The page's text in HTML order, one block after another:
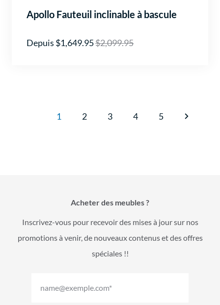
Apollo Fauteuil inclinable à bascule
Depuis $1,649.95$2,099.95
1 2 3 4 5
Acheter des meubles ?
Inscrivez-vous pour recevoir des mises à jour sur nos
promotions à venir, de nouveaux contenus et des offres
spéciales !!